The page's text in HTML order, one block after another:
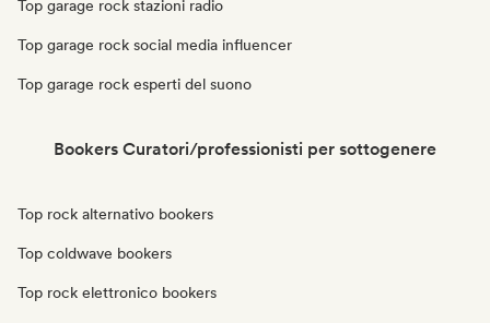
Top garage rock stazioni radio
Top garage rock social media influencer
Top garage rock esperti del suono
Bookers Curatori/professionisti per sottogenere
Top rock alternativo bookers
Top coldwave bookers
Top rock elettronico bookers